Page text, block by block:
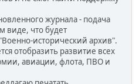
журнала - подача
виде, что будет
исторический архив".
отобразить развитие всех
авиации, флота, ПВО и